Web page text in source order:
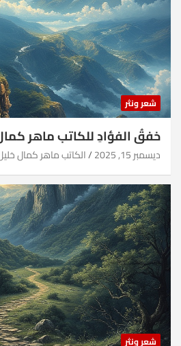
شعر ونثر
خفقُ الفؤادِ للكاتب ماهر
ديسمبر 15, 2025 الكاتب ماهر كمال
شعر ونثر